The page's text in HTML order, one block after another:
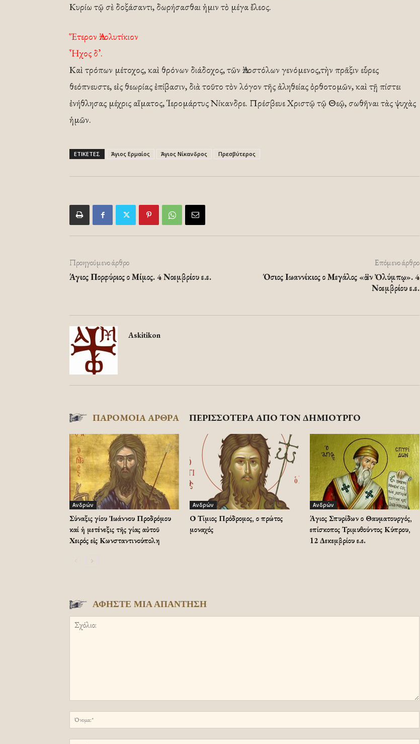
Κυρίω τῷ σὲ δοξάσαντι, δωρήσασθαι ἠμιν τὸ μέγα ἔλεος.
Ἕτερον Ἀπολυτίκιον
Ἦχος δ’.
Καὶ τρόπων μέτοχος, καὶ θρόνων διάδοχος, τῶν Ἀποστόλων γενόμενος,τὴν πρᾶξιν εὗρες
θεόπνευστε, εἰς θεωρίας ἐπίβασιν, διὰ τοῦτο τὸν λόγον τῆς ἀληθείας ὀρθοτομῶν, καὶ τῇ πίστει
ἐνήθλησας μέχρις αἵματος, Ἱερομάρτυς Νίκανδρε. Πρέσβευε Χριστῷ τῷ Θεῷ, σωθῆναι τὰς ψυχὰς
ἡμῶν.
ΕΤΙΚΕΤΕΣ Άγιος Ερμαίος Άγιος Νίκανδρος Πρεσβύτερος
Προηγούμενο άρθρο
Άγιος Πορφύριος ο Μίμος. 4 Νοεμβρίου ε.ε.
Επόμενο άρθρο
Όσιος Ιωαννίκιος ο Μεγάλος «ὁ ἐν Ὀλύμπῳ». 4
Νοεμβρίου ε.ε.
Askitikon
ΠΑΡΟΜΟΙΑ ΑΡΘΡΑ ΠΕΡΙΣΣΟΤΕΡΑ ΑΠΟ ΤΟΝ ΔΗΜΙΟΥΡΓΟ
Ανδρών
Σύναξις Ἁγίου Ἰωάννου Προδρόμου
καί ἡ μετένεξις τῆς Ἁγίας αὐτοῦ
Χειρός εἰς Κωνσταντινούπολη
Ανδρών
Ο Τίμιος Πρόδρομος, ο πρώτος
μοναχός
Ανδρών
Άγιος Σπυρίδων ο Θαυματουργός,
επίσκοπος Τριμυθούντος Κύπρου,
12 Δεκεμβρίου ε.ε.
ΑΦΗΣΤΕ ΜΙΑ ΑΠΑΝΤΗΣΗ